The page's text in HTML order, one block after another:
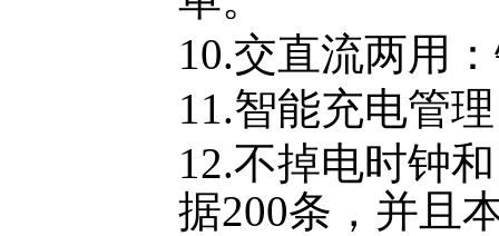
10.交直流两用
11.智能充电管
12.不掉电时钟
据200条，并且